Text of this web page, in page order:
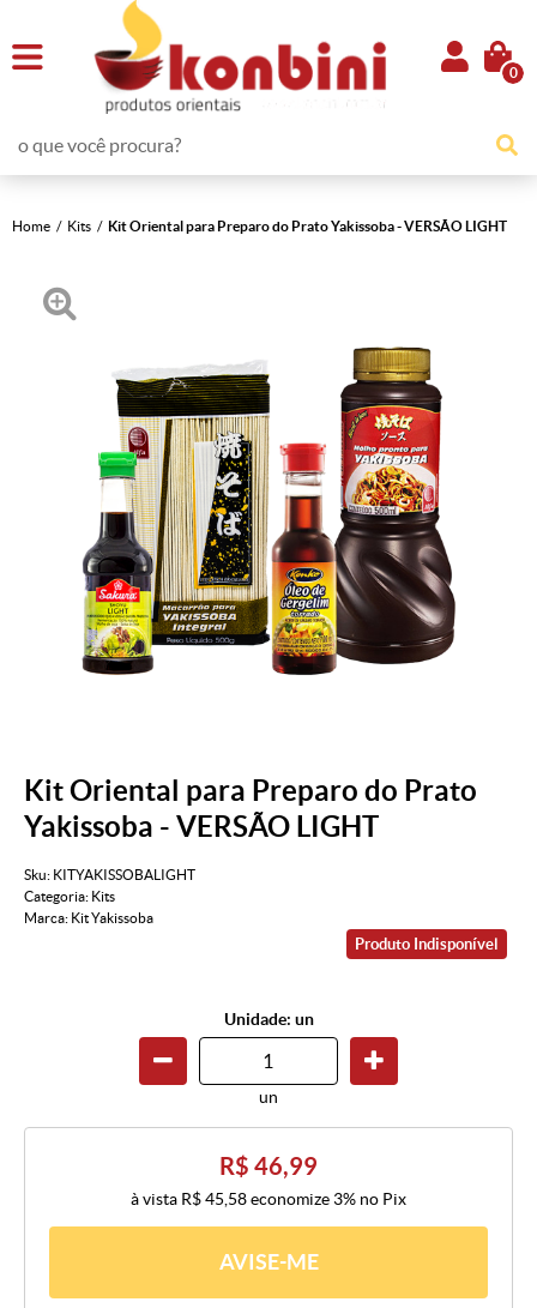
0
Home Kits Kit Oriental para Preparo do Prato Yakissoba - VERSÃO LIGHT
Kit Oriental para Preparo do Prato
Yakissoba - VERSÃO LIGHT
Sku: KITYAKISSOBALIGHT
Categoria: Kits
Marca: Kit Yakissoba
Produto Indisponível
Unidade: un
un
R$ 46,99
à vista R$ 45,58economize 3% no Pix
AVISE-ME